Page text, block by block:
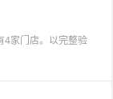
4家门店。以完整验